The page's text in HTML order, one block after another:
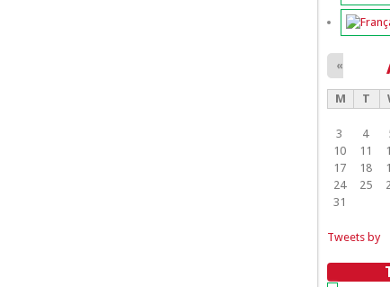
«
M T
3
4
10
11
17
18
24
25
31
Tweets by